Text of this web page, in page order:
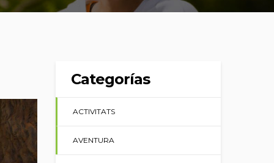
Categorías
ACTIVITATS
AVENTURA